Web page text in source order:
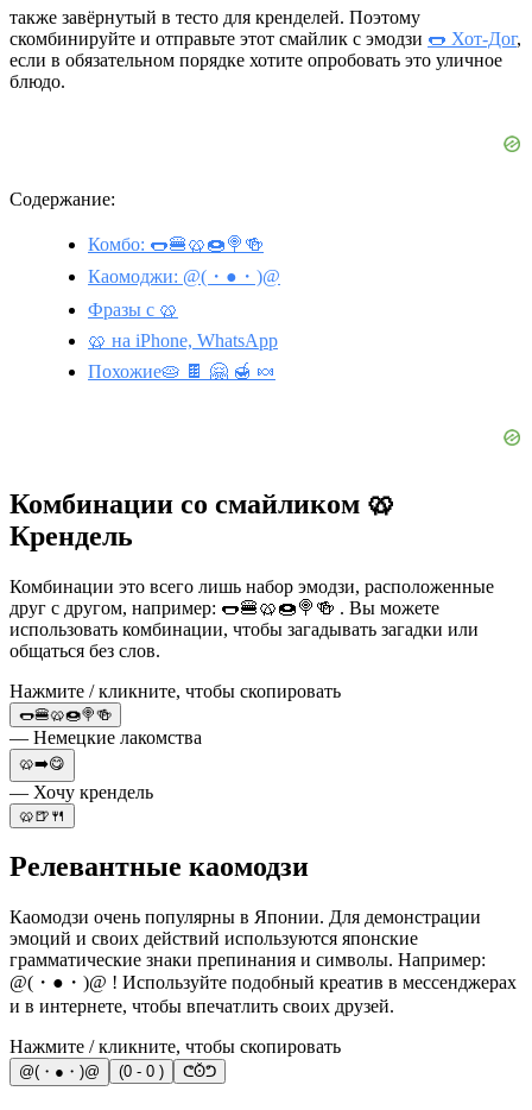
также завёрнутый в тесто для кренделей. Поэтому
скомбинируйте и отправьте этот смайлик с эмодзи 🌭 Хот-Дог,
если в обязательном порядке хотите опробовать это уличное
блюдо.
Содержание:
Комбо: 🌭🍔🥨🍩🍭🍻
Каомоджи: @(・●・)@
Фразы с 🥨
🥨 на iPhone, WhatsApp
Похожие🥧 🍫 🤗 🍯 🍬
Комбинации со смайликом 🥨
Крендель
Комбинации это всего лишь набор эмодзи, расположенные
друг с другом, например: 🌭🍔🥨🍩🍭🍻 . Вы можете
использовать комбинации, чтобы загадывать загадки или
общаться без слов.
Нажмите / кликните, чтобы скопировать
🌭🍔🥨🍩🍭🍻
— Немецкие лакомства
🥨➡️😋
— Хочу крендель
🥨🍺🍴
Релевантные каомодзи
Каомодзи очень популярны в Японии. Для демонстрации
эмоций и своих действий используются японские
грамматические знаки препинания и символы. Например:
@(・●・)@ ! Используйте подобный креатив в мессенджерах
и в интернете, чтобы впечатлить своих друзей.
Нажмите / кликните, чтобы скопировать
@(・●・)@ (0 - 0 ) ᕦʘ̆ᕤ